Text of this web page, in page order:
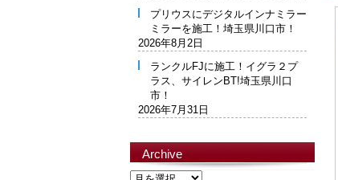
プリウスにデジタルインナミラー
ミラーを施工！埼玉県川口市！
2026年8月2日
ランクルFJに施工！イグラ２プ
ラス、サイレンBT!埼玉県川口
市！
2026年7月31日
Archive
Archive